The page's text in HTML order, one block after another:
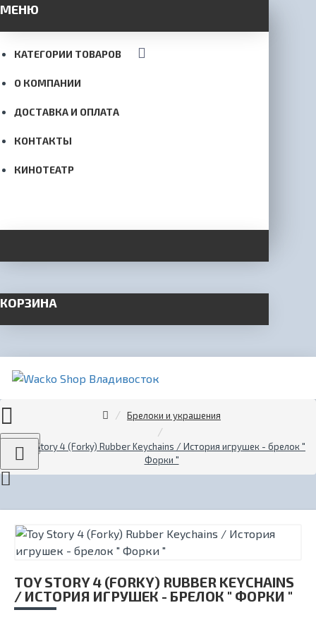
МЕНЮ
КАТЕГОРИИ ТОВАРОВ
О КОМПАНИИ
ДОСТАВКА И ОПЛАТА
КОНТАКТЫ
КИНОТЕАТР
КОРЗИНА
Menu
Брелоки и украшения
Toy Story 4 (Forky) Rubber Keychains / История игрушек - брелок "
Форки "
TOY STORY 4 (FORKY) RUBBER KEYCHAINS
/ ИСТОРИЯ ИГРУШЕК - БРЕЛОК " ФОРКИ "